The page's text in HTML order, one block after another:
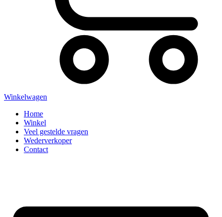
Winkelwagen
Home
Winkel
Veel gestelde vragen
Wederverkoper
Contact